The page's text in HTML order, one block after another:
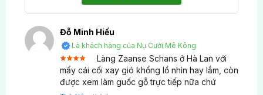
dày, khăn len, mũ trùm tai, găng tay da/len và giày
tuyết Titlis.
Giá vé cáp treo lên núi tuyết Titlis Thụy Sĩ trong
tour Châu Âu trọn gói 9N8Đ là bao nhiêu?
Đỗ Minh Hiếu
Là khách hàng của Nụ Cười Mê Kông
Được
xếp
hạng4
5 sao
Làng Zaanse Schans ở Hà Lan với
mấy cái cối xay gió khổng lồ nhìn hay lắm, còn
được xem làm guốc gỗ trực tiếp nữa chứ